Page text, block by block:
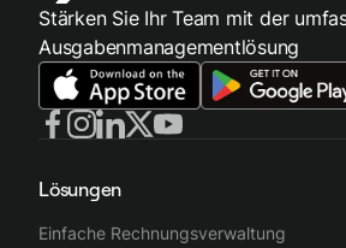
Stärken Sie Ihr Team mit der
Ausgabenmanagementlösung
Lösungen
Einfache Rechnungsverwaltung